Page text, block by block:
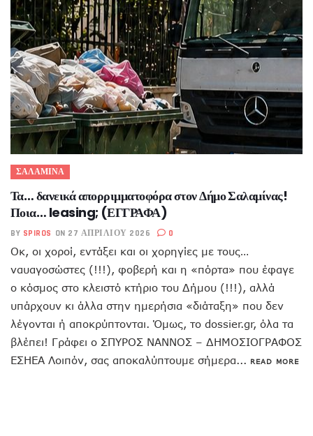
ΣΑΛΑΜΙΝΑ
Τα… δανεικά απορριμματοφόρα στον Δήμο Σαλαμίνας!
Ποια… leasing; (ΕΓΓΡΑΦΑ)
BY SPIROS ON 27 ΑΠΡΙΛΊΟΥ 2026 0
Οκ, οι χοροί, εντάξει και οι χορηγίες με τους…
ναυαγοσώστες (!!!), φοβερή και η «πόρτα» που έφαγε
ο κόσμος στο κλειστό κτήριο του Δήμου (!!!), αλλά
υπάρχουν κι άλλα στην ημερήσια «διάταξη» που δεν
λέγονται ή αποκρύπτονται. Όμως, το dossier.gr, όλα τα
βλέπει! Γράφει ο ΣΠΥΡΟΣ ΝΑΝΝΟΣ – ΔΗΜΟΣΙΟΓΡΑΦΟΣ
ΕΣΗΕΑ Λοιπόν, σας αποκαλύπτουμε σήμερα... READ MORE